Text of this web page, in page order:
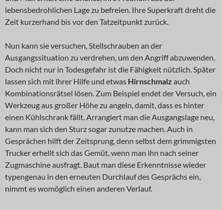
lebensbedrohlichen Lage zu befreien. Ihre Superkraft dreht die
Zeit kurzerhand bis vor den Tatzeitpunkt zurück.
Nun kann sie versuchen, Stellschrauben an der
Ausgangssituation zu verdrehen, um den Angriff abzuwenden.
Doch nicht nur in Todesgefahr ist die Fähigkeit nützlich. Später
lassen sich mit ihrer Hilfe und etwas Hirnschmalz auch
Kombinationsrätsel lösen. Zum Beispiel endet der Versuch, ein
Werkzeug aus großer Höhe zu angeln, damit, dass es hinter
einen Kühlschrank fällt. Arrangiert man die Ausgangslage neu,
kann man sich den Sturz sogar zunutze machen. Auch in
Gesprächen hilft der Zeitsprung, denn selbst dem grimmigsten
Trucker erhellt sich das Gemüt, wenn man ihn nach seiner
Zugmaschine ausfragt. Baut man diese Erkenntnisse wieder
typengenau in den erneuten Durchlauf des Gesprächs ein,
nimmt es womöglich einen anderen Verlauf.